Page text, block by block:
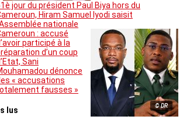
jour du président Paul Biya hors du
Hiram Samuel Iyodi saisit
nationale
© DR
: accusé
participé à la
d’un coup
Sani
dénonce
« accusations
fausses »
lus